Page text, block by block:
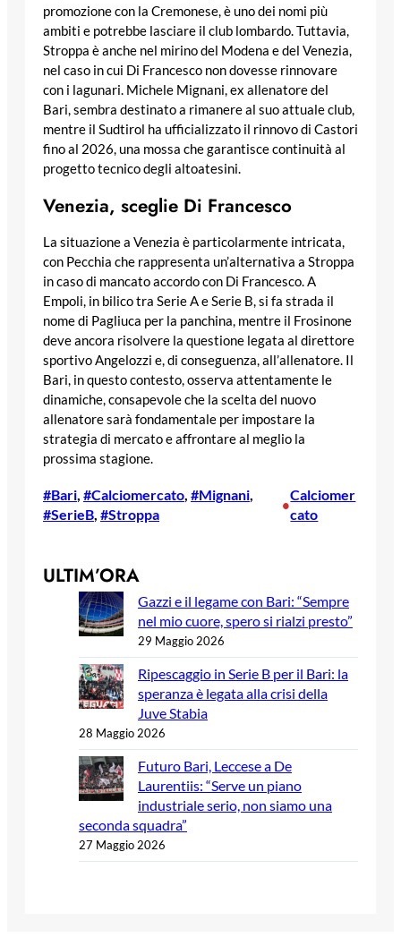
promozione con la Cremonese, è uno dei nomi più
ambiti e potrebbe lasciare il club lombardo. Tuttavia,
Stroppa è anche nel mirino del Modena e del Venezia,
nel caso in cui Di Francesco non dovesse rinnovare
con i lagunari. Michele Mignani, ex allenatore del
Bari, sembra destinato a rimanere al suo attuale club,
mentre il Sudtirol ha ufficializzato il rinnovo di Castori
fino al 2026, una mossa che garantisce continuità al
progetto tecnico degli altoatesini.
Venezia, sceglie Di Francesco
La situazione a Venezia è particolarmente intricata,
con Pecchia che rappresenta un’alternativa a Stroppa
in caso di mancato accordo con Di Francesco. A
Empoli, in bilico tra Serie A e Serie B, si fa strada il
nome di Pagliuca per la panchina, mentre il Frosinone
deve ancora risolvere la questione legata al direttore
sportivo Angelozzi e, di conseguenza, all’allenatore. Il
Bari, in questo contesto, osserva attentamente le
dinamiche, consapevole che la scelta del nuovo
allenatore sarà fondamentale per impostare la
strategia di mercato e affrontare al meglio la
prossima stagione.
#Bari, #Calciomercato, #Mignani
#SerieB, #Stroppa
•
Calciomer
cato
ULTIM’ORA
Gazzi e il legame con Bari: “Sempre
nel mio cuore, spero si rialzi presto”
29 Maggio 2026
Ripescaggio in Serie B per il Bari: la
speranza è legata alla crisi della
Juve Stabia
28 Maggio 2026
Futuro Bari, Leccese a De
Laurentiis: “Serve un piano
industriale serio, non siamo una
seconda squadra”
27 Maggio 2026